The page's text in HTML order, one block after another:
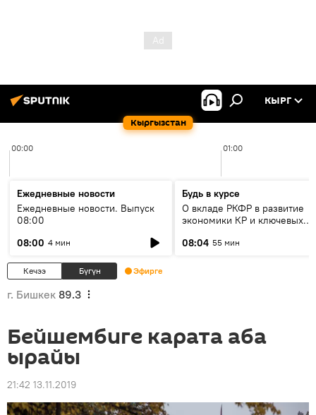
Кыргызстан
КЫРГ
00:00 01:00
Ежедневные новости
Ежедневные новости. Выпуск
08:00
08:00 4 мин
Будь в курсе
О вкладе РКФР в развитие
экономики КР и ключевых
08:04 55 мин
Кечээ Бүгүн Эфирге
г. Бишкек 89.3
Бейшембиге карата аба
ырайы
21:42 13.11.2019